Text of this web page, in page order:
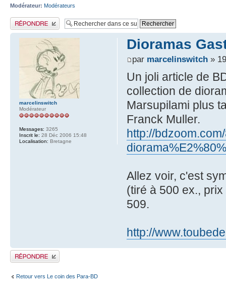
Modérateur: Modérateurs
Publier une réponse
Dioramas
par marcelinswitch»
Un joli article de
collection de
Marsupilami plus
Franck Muller.
http://
Allez voir, c'est
(tiré à 500 ex.,
509.
http://
marcelinswitch
Modérateur
Messages: 3265
Inscrit le: 28 Déc 2006 15:48
Localisation: Bretagne
Publier une réponse
Retour vers Le coin des Para-BD